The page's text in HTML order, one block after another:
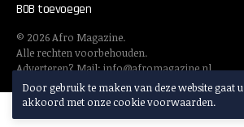
Door gebruik te maken van deze website gaat u
akkoord met onze cookie voorwaarden.
BOB toevoegen
© 2026Afro Magazine.
Alle rechten voorbehouden.
Adverteren? Mail:info@afromagazine.nl